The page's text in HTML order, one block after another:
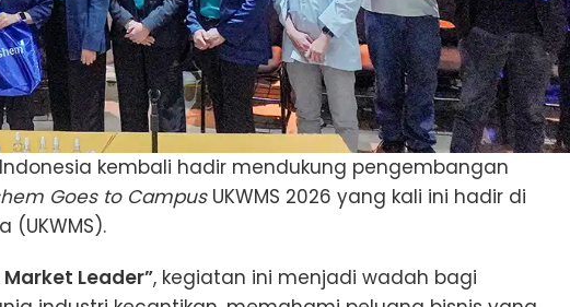
kembali hadir mendukung pengembangan
Goes to CampusUKWMS 2026 yang kali ini hadir di
(UKWMS).
Market Leader”, kegiatan ini menjadi wadah bagi